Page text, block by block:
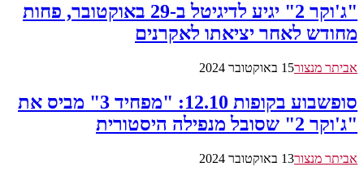
"ג'וקר 2" יגיע לדיגיטל ב-29 באוקטובר, פחות
מחודש לאחר יציאתו לאקרנים
אביתר מנצור15 באוקטובר 2024
סופשבוע בקופות 12.10: "מפחיד 3" מביס את
"ג'וקר 2" שסובל מנפילה היסטורית
אביתר מנצור13 באוקטובר 2024